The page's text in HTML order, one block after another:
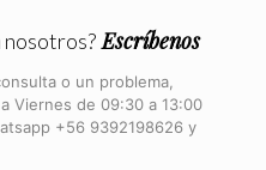
Escríbenos
o un problema,
Viernes de 09:30 a 13:00
+56 9392198626 y